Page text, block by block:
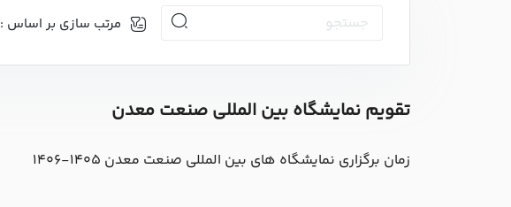
مرتب سازی بر اساس :
تقویم نمایشگاه بین المللی صنعت معدن
زمان برگزاری نمایشگاه های بین المللی صنعت معدن 1405-1406